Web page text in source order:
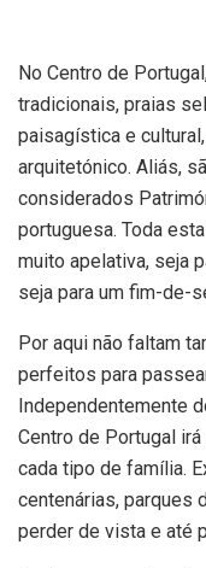
No Centro de
tradicionais, praias
paisagística e
arquitetónico. Aliás,
considerados
portuguesa. Toda
muito apelativa, seja
seja para um fim-de-
Por aqui não faltam
perfeitos para
Independentemente
Centro de Portugal
cada tipo de família.
centenárias, parques
perder de vista e até